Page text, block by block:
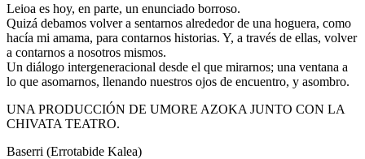
Leioa es hoy, en parte, un enunciado borroso.
Quizá debamos volver a sentarnos alrededor de una hoguera, como
hacía mi amama, para contarnos historias. Y, a través de ellas, volver
a contarnos a nosotros mismos.
Un diálogo intergeneracional desde el que mirarnos; una ventana a
lo que asomarnos, llenando nuestros ojos de encuentro, y asombro.
UNA PRODUCCIÓN DE UMORE AZOKA JUNTO CON LA
CHIVATA TEATRO.
Baserri (Errotabide Kalea)